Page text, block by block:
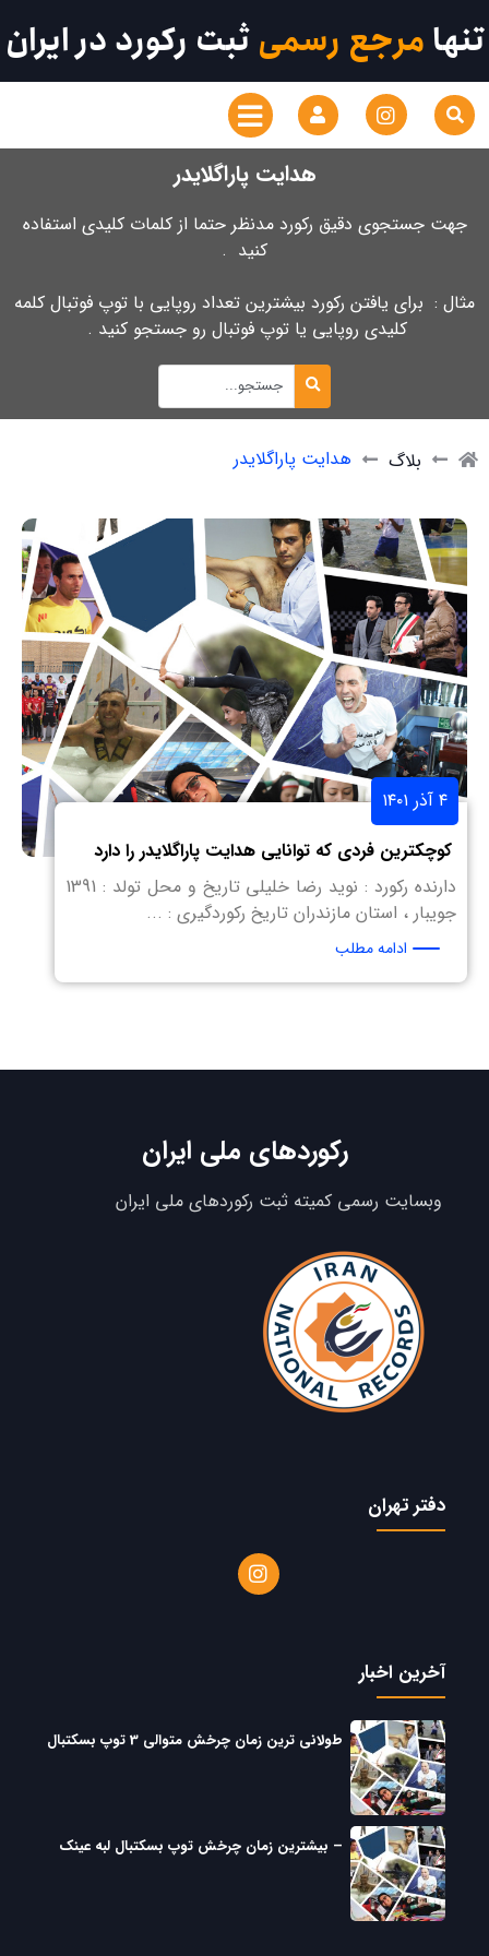
تنهامرجع رسمیثبت رکورد در ایران
هدایت پاراگلایدر
جهت جستجوی دقیق رکورد مدنظر حتما از کلمات کلیدی استفاده
کنید .
مثال : برای یافتن رکورد بیشترین تعداد روپایی با توپ فوتبال کلمه
کلیدی روپایی یا توپ فوتبال رو جستجو کنید .
بلاگ هدایت پاراگلایدر
۴ آذر ۱۴۰۱
کوچکترین فردی که توانایی هدایت پاراگلایدر را دارد
دارنده رکورد : نوید رضا خلیلی تاریخ و محل تولد : 1391
جویبار ، استان مازندران تاریخ رکوردگیری : ...
ادامه مطلب
رکوردهای ملی ایران
وبسایت رسمی کمیته ثبت رکوردهای ملی ایران
دفتر تهران
آخرین اخبار
طولانی ترین زمان چرخش متوالی 3 توپ بسکتبال
– بیشترین زمان چرخش توپ بسکتبال لبه عینک